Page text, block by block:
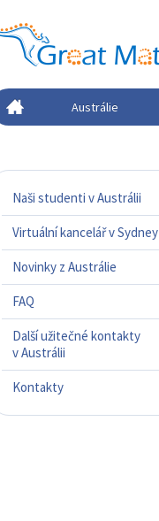
Austrálie
Naši studenti v Austrálii
Virtuální kancelář v Sydney
Novinky z Austrálie
FAQ
Další užitečné kontakty
v Austrálii
Kontakty